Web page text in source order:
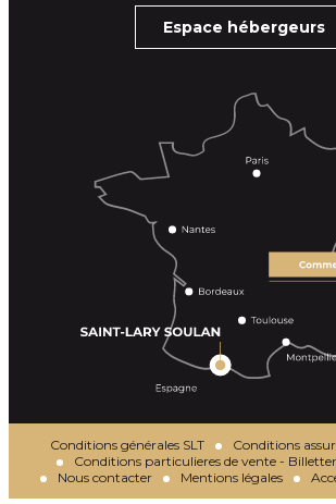
Espace hébergeurs
Conditions générales SLT
Conditions
Conditions particulieres de vente -
Nous contacter
Mentions légales